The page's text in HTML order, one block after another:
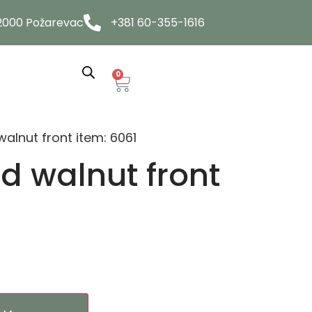
Požarevac +381 60-355-1616
0
front item: 6061
walnut front